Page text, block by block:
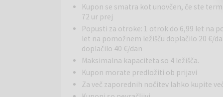
lahko pod milim nebom uživate v pestri izbiri jedi,
Restavracija "Halicanum"
Martin, nosi ime, ki nas spominja na antično
najvišjo kakovost. Naša kuhinja pripravlja različne
lokalnimi jedmi iz najkakovostnejših lokalnih
doživetja, temveč tudi kombinacijo tradicije in
Terme Lendava
se nahajajo v Lendavi, le 12 km
mejo pridete do Term Lendava, ki imajo notranje
Kupon se smatra kot unovčen, če ste
72 ur prej
Popusti za otroke: 1 otrok do 6,99 let na
let na pomožnem ležišču doplačilo 20 €/
doplačilo 40 €/dan
Maksimalna kapaciteta so 4 ležišča.
Kupon morate predložiti ob prijavi
Za več zaporednih nočitev lahko kupite